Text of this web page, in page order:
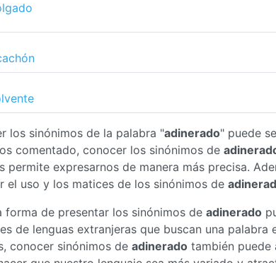
los sinónimos de la palabra "adinerado" puede
comentado, conocer los sinónimos de
permite expresarnos de manera más precisa.
el uso y los matices de los sinónimos de
forma de presentar los sinónimos de adinerado
de lenguas extranjeras que buscan una
conocer sinónimos de adinerado también puede